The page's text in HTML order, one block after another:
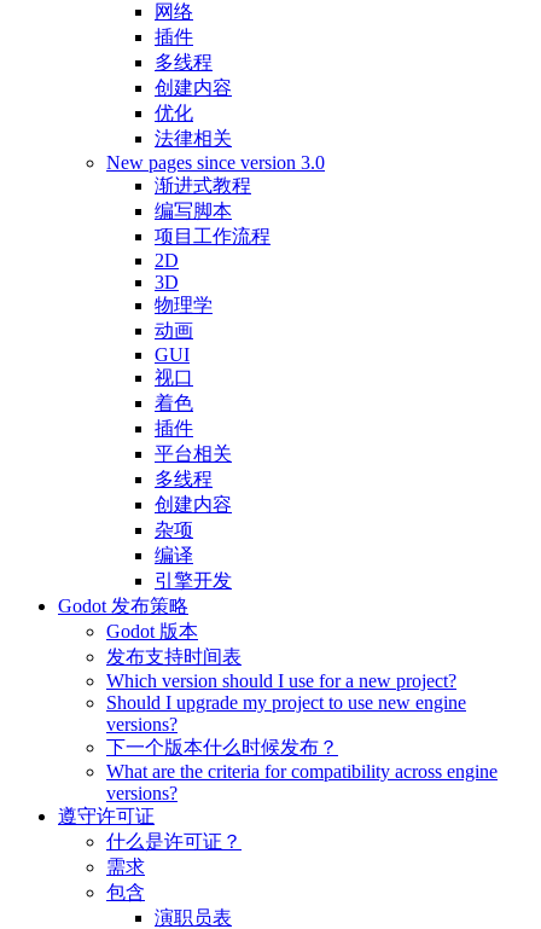
网络
插件
多线程
创建内容
优化
法律相关
New pages since version 3.0
渐进式教程
编写脚本
项目工作流程
2D
3D
物理学
动画
GUI
视口
着色
插件
平台相关
多线程
创建内容
杂项
编译
引擎开发
Godot 发布策略
Godot 版本
发布支持时间表
Which version should I use for a new project?
Should I upgrade my project to use new engine
versions?
下一个版本什么时候发布？
What are the criteria for compatibility across engine
versions?
遵守许可证
什么是许可证？
需求
包含
演职员表